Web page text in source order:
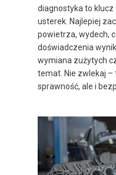
diagnostyka to klucz
usterek. Najlepiej
powietrza, wydech,
doświadczenia
wymiana zużytych
temat. Nie zwlekaj –
sprawność, ale i